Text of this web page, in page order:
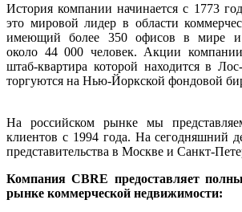
История компании начинается с 1773
это мировой лидер в области
имеющий более 350 офисов в мире и
около 44 000 человек. Акции
штаб-квартира которой находится в
торгуются на Нью-Йоркской фондовой
На российском рынке мы
клиентов с 1994 года. На сегодняшний
представительства в Москве и Санкт-
Компания CBRE предоставляет
рынке коммерческой недвижимости: